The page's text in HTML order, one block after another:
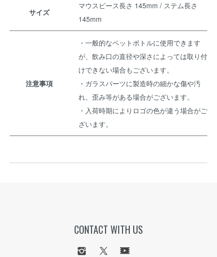
サイズ
マウスピース長さ 145mm / ステム長さ
145mm
注意事項
・一般的なペットボトルに使用できます
が、飲み口の直径や深さによっては取り付
けできない場合もございます。
・ガラスパーツに製造時の細かな傷や汚
れ、歪み等がある場合がございます。
・入荷時期によりロゴの色が違う場合がご
ざいます。
CONTACT WITH US